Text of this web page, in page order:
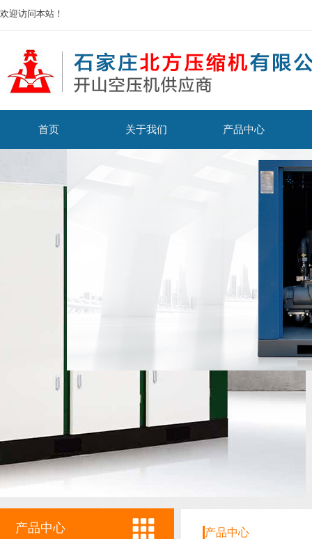
欢迎访问本站！
首页 关于我们 产品中心
产品中心 产品中心